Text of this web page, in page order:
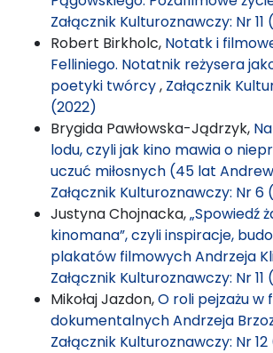
Załącznik Kulturoznawczy: Nr 11
Robert Birkholc, Notatk i
Felliniego. Notatnik reżysera
poetyki twórcy, Załącznik
(2022)
Brygida Pawłowska-Jądrzyk,
lodu, czyli jak kino mawia o
uczuć miłosnych (45 lat
Załącznik Kulturoznawczy: Nr 6
Justyna Chojnacka,„Spowiedź
kinomana”, czyli inspiracje,
plakatów filmowych Andrzeja
Załącznik Kulturoznawczy: Nr 11
Mikołaj Jazdon,O roli pejzażu w
dokumentalnych Andrzeja
Załącznik Kulturoznawczy: Nr